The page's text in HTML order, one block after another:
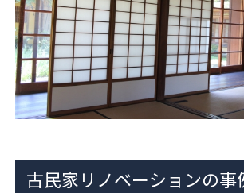
古民家リノベーションの事